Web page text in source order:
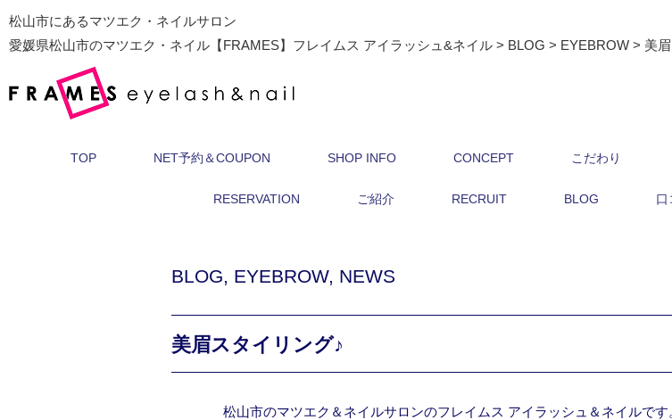
松山市にあるマツエク・ネイルサロン
愛媛県松山市のマツエク・ネイル【FRAMES】フレイムス アイラッシュ&ネイル > BLOG > EYEBROW > 美
TOP NET予約＆COUPON SHOP INFO CONCEPT こだわり
RESERVATION ご紹介 RECRUIT BLOG 口
BLOG, EYEBROW, NEWS
美眉スタイリング♪
松山市のマツエク＆ネイルサロンのフレイムス アイラッシュ＆ネイルです